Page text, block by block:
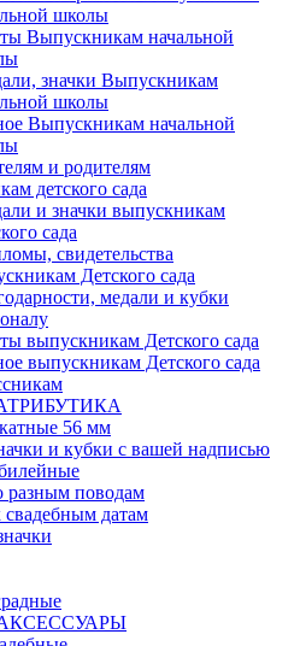
школы
Выпускникам начальной
значки Выпускникам
школы
Выпускникам начальной
и родителям
детского сада
и значки выпускникам
сада
свидетельства
Детского сада
медали и кубки
выпускникам Детского сада
выпускникам Детского сада
56 мм
и кубки с вашей надписью
разным поводам
датам